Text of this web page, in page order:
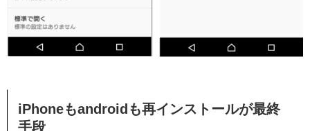
iPhoneもandroidも再インストールが最終
手段